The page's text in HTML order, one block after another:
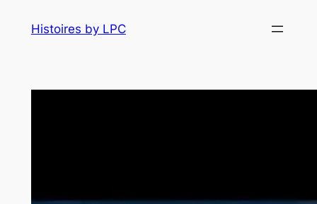
Histoires by LPC